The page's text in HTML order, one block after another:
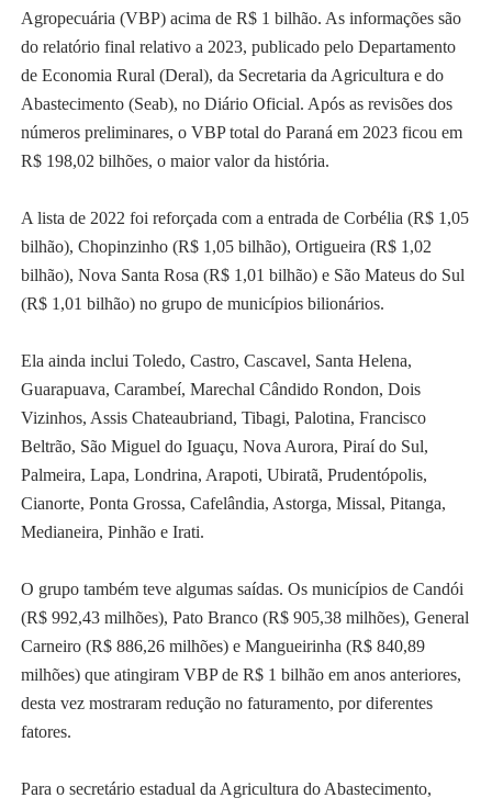
Agropecuária (VBP) acima de R$ 1 bilhão. As informações são
do relatório final relativo a 2023, publicado pelo Departamento
de Economia Rural (Deral), da Secretaria da Agricultura e do
Abastecimento (Seab), no Diário Oficial. Após as revisões dos
números preliminares, o VBP total do Paraná em 2023 ficou em
R$ 198,02 bilhões, o maior valor da história.
A lista de 2022 foi reforçada com a entrada de Corbélia (R$ 1,05
bilhão), Chopinzinho (R$ 1,05 bilhão), Ortigueira (R$ 1,02
bilhão), Nova Santa Rosa (R$ 1,01 bilhão) e São Mateus do Sul
(R$ 1,01 bilhão) no grupo de municípios bilionários.
Ela ainda inclui Toledo, Castro, Cascavel, Santa Helena,
Guarapuava, Carambeí, Marechal Cândido Rondon, Dois
Vizinhos, Assis Chateaubriand, Tibagi, Palotina, Francisco
Beltrão, São Miguel do Iguaçu, Nova Aurora, Piraí do Sul,
Palmeira, Lapa, Londrina, Arapoti, Ubiratã, Prudentópolis,
Cianorte, Ponta Grossa, Cafelândia, Astorga, Missal, Pitanga,
Medianeira, Pinhão e Irati.
O grupo também teve algumas saídas. Os municípios de Candói
(R$ 992,43 milhões), Pato Branco (R$ 905,38 milhões), General
Carneiro (R$ 886,26 milhões) e Mangueirinha (R$ 840,89
milhões) que atingiram VBP de R$ 1 bilhão em anos anteriores,
desta vez mostraram redução no faturamento, por diferentes
fatores.
Para o secretário estadual da Agricultura do Abastecimento,